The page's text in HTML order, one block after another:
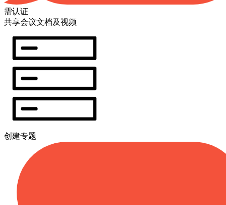
需认证
共享会议文档及视频
创建专题